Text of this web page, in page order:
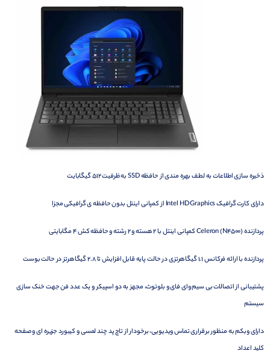
ذخیره سازی اطلاعات به لطف بهره مندی از حافظه SSD به ظرفیت 512 گیگابایت
دارای کارت گرافیک Intel HD Graphics از کمپانی اینتل بدون حافظه ی گرافیکی مجزا
پردازنده Celeron (N4500) کمپانی اینتل با 2 هسته و 2 رشته و حافظه کش 4 مگابایتی
پردازنده با ارائه فرکانس 1.1 گیگاهرتزی در حالت پایه قابل افزایش تا 2.8 گیگاهرتز در حالت بوست
پشتیبانی از اتصالات بی سیم وای فای و بلوتوث، مجهز به دو اسپیکر و یک عدد فن جهت خنک سازی
سیستم
دارای وبکم به منظور برقراری تماس ویدیویی، برخودار از تاچ پد چند لمسی و کیبورد جزیره ای و صفحه
کلید اعداد